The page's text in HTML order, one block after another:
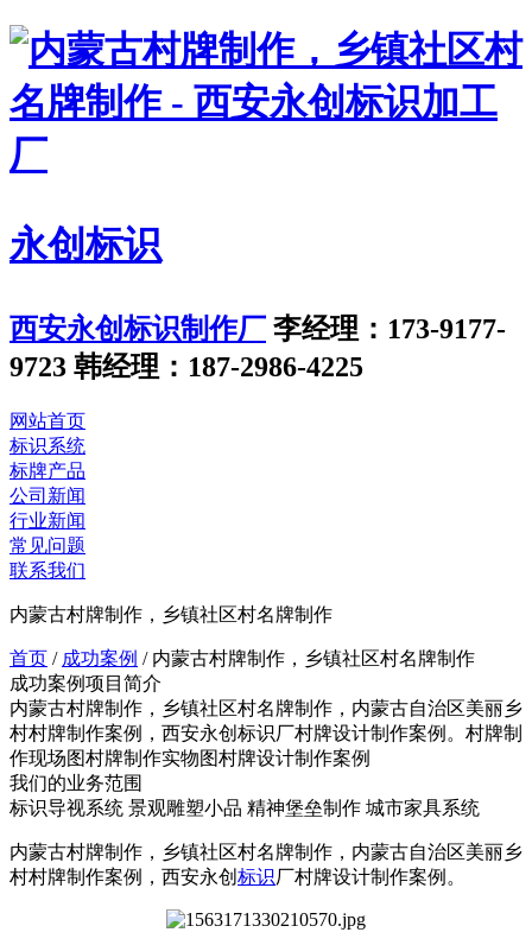
永创标识
西安永创标识制作厂 李经理：173-9177-
9723 韩经理：187-2986-4225
网站首页
标识系统
标牌产品
公司新闻
行业新闻
常见问题
联系我们
内蒙古村牌制作，乡镇社区村名牌制作
首页 / 成功案例 /内蒙古村牌制作，乡镇社区村名牌制作
成功案例项目简介
内蒙古村牌制作，乡镇社区村名牌制作，内蒙古自治区美丽乡
村村牌制作案例，西安永创标识厂村牌设计制作案例。村牌制
作现场图村牌制作实物图村牌设计制作案例
我们的业务范围
标识导视系统 景观雕塑小品 精神堡垒制作 城市家具系统
内蒙古村牌制作，乡镇社区村名牌制作，内蒙古自治区美丽乡
村村牌制作案例，西安永创 标识厂村牌设计制作案例。